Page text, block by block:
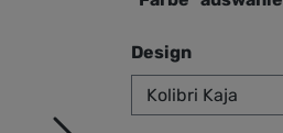
Designauswählen